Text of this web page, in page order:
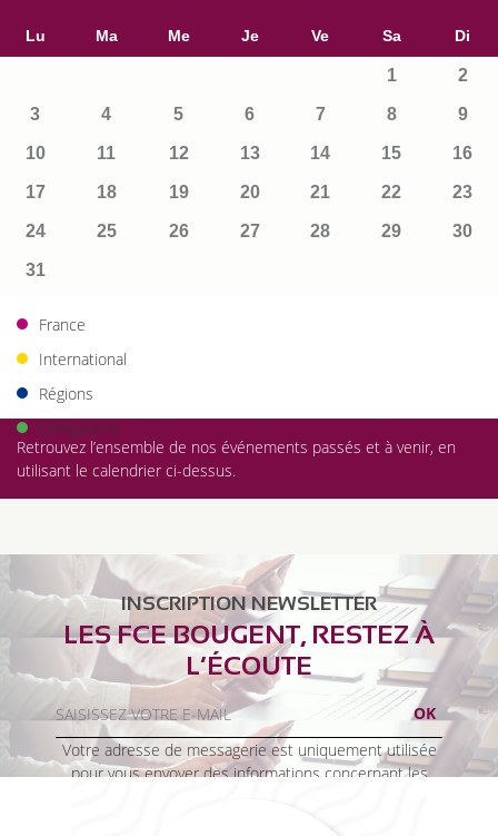
Lu Ma Me Je Ve Sa Di
1 2
3 4 5 6 7 8 9
10 11 12 13 14 15 16
17 18 19 20 21 22 23
24 25 26 27 28 29 30
31
France
International
Régions
Délégations
Retrouvez l’ensemble de nos événements passés et à venir, en
utilisant le calendrier ci-dessus.
INSCRIPTION NEWSLETTER
LES FCE BOUGENT, RESTEZ À
L’ÉCOUTE
Votre adresse de messagerie est uniquement utilisée
pour vous envoyer des informations concernant les